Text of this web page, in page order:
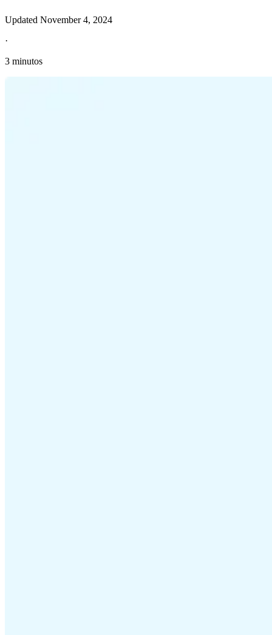
Updated November 4, 2024
·
3 minutos